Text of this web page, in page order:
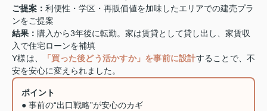
ご提案： 利便性・学区・再販価値を加味したエリアでの建売プラ
ンをご提案
結果： 購入から3年後に転勤。家は賃貸として貸し出し、家賃収
入で住宅ローンを補填
Y様は、
「買った後どう活かすか」を事前に設計することで、不
安を安心に変えられました。
ポイント
● 事前の“出口戦略”が安心のカギ